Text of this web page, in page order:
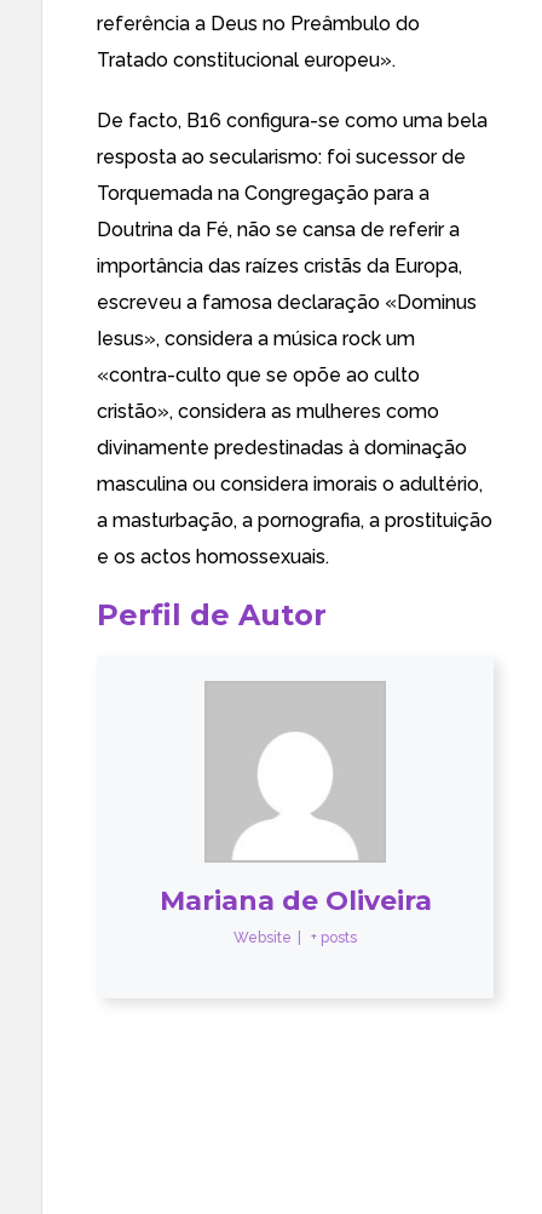
referência a Deus no Preâmbulo do
Tratado constitucional europeu».
De facto, B16 configura-se como uma bela
resposta ao secularismo: foi sucessor de
Torquemada na Congregação para a
Doutrina da Fé, não se cansa de referir a
importância das raízes cristãs da Europa,
escreveu a famosa declaração «Dominus
Iesus», considera a música rock um
«contra-culto que se opõe ao culto
cristão», considera as mulheres como
divinamente predestinadas à dominação
masculina ou considera imorais o adultério,
a masturbação, a pornografia, a prostituição
e os actos homossexuais.
Perfil de Autor
Mariana de Oliveira
Website + posts